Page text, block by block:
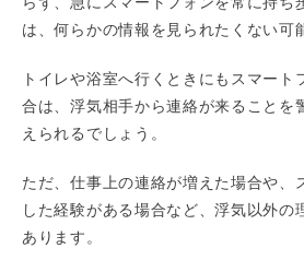
は、何らかの情報を見られたくない可
トイレや浴室へ行くときにもスマート
合は、浮気相手から連絡が来ることを
えられるでしょう。
ただ、仕事上の連絡が増えた場合や、
した経験がある場合など、浮気以外の
あります。